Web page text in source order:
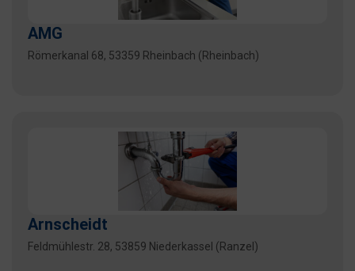
AMG
Römerkanal 68, 53359 Rheinbach (Rheinbach)
Arnscheidt
Feldmühlestr. 28, 53859 Niederkassel (Ranzel)